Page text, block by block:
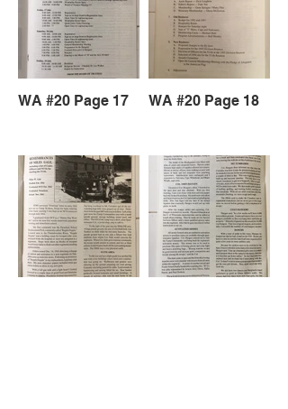
WA #20 Page 17 WA #20 Page 18